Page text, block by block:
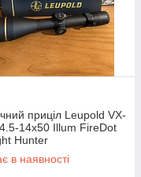
приціл Leupold VX-
14x50 Illum FireDot
Hunter
в наявності